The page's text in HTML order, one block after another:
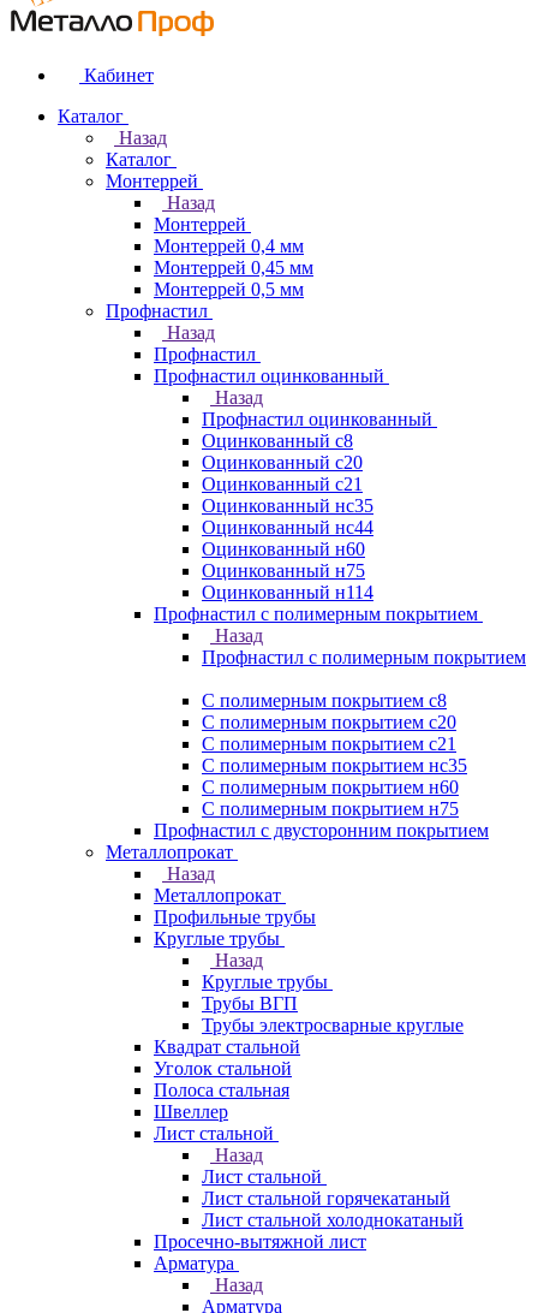
Кабинет
Каталог
Назад
Каталог
Монтеррей
Назад
Монтеррей
Монтеррей 0,4 мм
Монтеррей 0,45 мм
Монтеррей 0,5 мм
Профнастил
Назад
Профнастил
Профнастил оцинкованный
Назад
Профнастил оцинкованный
Оцинкованный с8
Оцинкованный с20
Оцинкованный с21
Оцинкованный нс35
Оцинкованный нс44
Оцинкованный н60
Оцинкованный н75
Оцинкованный н114
Профнастил с полимерным покрытием
Назад
Профнастил с полимерным покрытием
С полимерным покрытием с8
С полимерным покрытием с20
С полимерным покрытием с21
С полимерным покрытием нс35
С полимерным покрытием н60
С полимерным покрытием н75
Профнастил с двусторонним покрытием
Металлопрокат
Назад
Металлопрокат
Профильные трубы
Круглые трубы
Назад
Круглые трубы
Трубы ВГП
Трубы электросварные круглые
Квадрат стальной
Уголок стальной
Полоса стальная
Швеллер
Лист стальной
Назад
Лист стальной
Лист стальной горячекатаный
Лист стальной холоднокатаный
Просечно-вытяжной лист
Арматура
Назад
Арматура